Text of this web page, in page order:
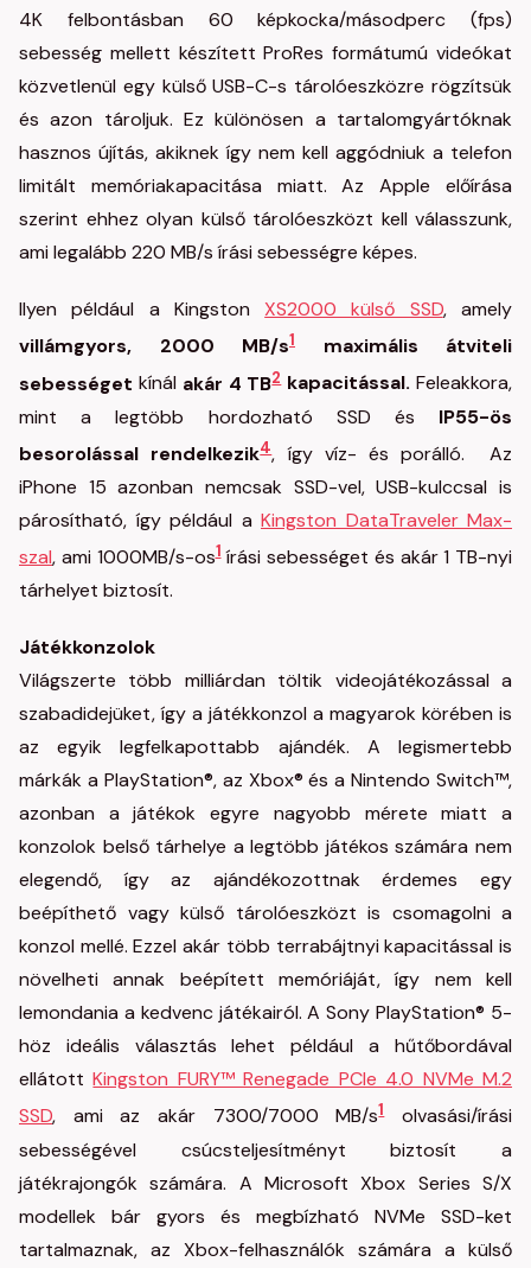
4K felbontásban 60 képkocka/másodperc (fps)
sebesség mellett készített ProRes formátumú videókat
közvetlenül egy külső USB-C-s tárolóeszközre rögzítsük
és azon tároljuk. Ez különösen a tartalomgyártóknak
hasznos újítás, akiknek így nem kell aggódniuk a telefon
limitált memóriakapacitása miatt. Az Apple előírása
szerint ehhez olyan külső tárolóeszközt kell válasszunk,
ami legalább 220 MB/s írási sebességre képes.
Ilyen például a KingstonXS2000 külső SSD, amely
villámgyors, 2000 MB/s1
maximális átviteli
sebességet kínál akár 4 TB2 kapacitással.Feleakkora,
mint a legtöbb hordozható SSD és IP55-ös
besorolással rendelkezik4, így víz- és porálló. Az
iPhone 15 azonban nemcsak SSD-vel, USB-kulccsal is
párosítható, így például a Kingston DataTraveler Max-
szal, ami 1000MB/s-os1írási sebességet és akár 1 TB-nyi
tárhelyet biztosít.
Játékkonzolok
Világszerte több milliárdan töltik videojátékozással a
szabadidejüket, így a játékkonzol a magyarok körében is
az egyik legfelkapottabb ajándék. A legismertebb
márkák a PlayStation®, az Xbox® és a Nintendo Switch™,
azonban a játékok egyre nagyobb mérete miatt a
konzolok belső tárhelye a legtöbb játékos számára nem
elegendő, így az ajándékozottnak érdemes egy
beépíthető vagy külső tárolóeszközt is csomagolni a
konzol mellé. Ezzel akár több terrabájtnyi kapacitással is
növelheti annak beépített memóriáját, így nem kell
lemondania a kedvenc játékairól. A Sony PlayStation® 5-
höz ideális választás lehet például a hűtőbordával
ellátottKingston FURY™ Renegade PCIe 4.0 NVMe M.2
SSD, ami az akár 7300/7000 MB/s1olvasási/írási
sebességével csúcsteljesítményt biztosít a
játékrajongók számára. A Microsoft Xbox Series S/X
modellek bár gyors és megbízható NVMe SSD-ket
tartalmaznak, az Xbox-felhasználók számára a külső